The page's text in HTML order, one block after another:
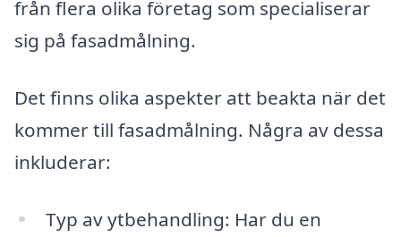
från flera olika företag som specialiserar
sig på fasadmålning.
Det finns olika aspekter att beakta när det
kommer till fasadmålning. Några av dessa
inkluderar:
Typ av ytbehandling: Har du en